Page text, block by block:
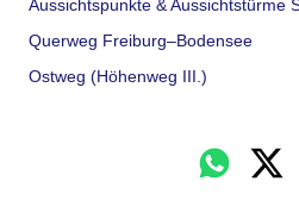
Aussichtspunkte & Aussichtstürme
Querweg Freiburg–Bodensee
Ostweg (Höhenweg III.)